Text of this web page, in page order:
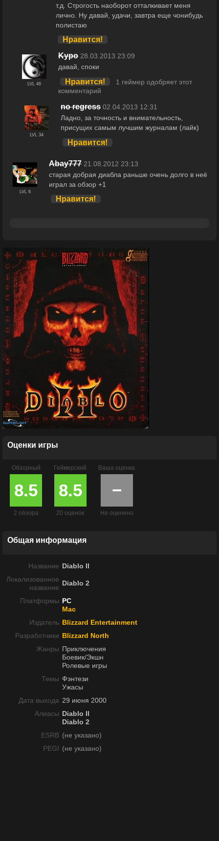
т.д. Строгость наоборот отталкивает меня
лично. Ну давай, удачи, завтра еще чонибудь
полистаю
Нравится!
LVL 46
Kypo 28.03.2013 23:09
давай, споки
Нравится!
1 геймер одобряет этот
комментарий
LVL 34
no regress 02.04.2013 12:31
Ладно, за точность и внимательность,
присущих самым лучшим журналам (лайк)
Нравится!
LVL 6
Abay777 21.08.2012 23:13
старая добрая диабла раньше очень долго в неё
играл за обзор +1
Нравится!
Оценки игры
Обзорный
8.5
2 обзора
Геймерский
8.5
20 оценок
Ваша оценка
−
Не оценено
Общая информация
Название Diablo II
Локализованное
название
Diablo 2
Платформы PC
Mac
Издатель Blizzard Entertainment
Разработчики Blizzard North
Жанры Приключения
Боевик/Экшн
Ролевые игры
Темы Фэнтези
Ужасы
Дата выхода 29 июня 2000
Алиасы Diablo II
Diablo 2
ESRB (не указано)
PEGI (не указано)